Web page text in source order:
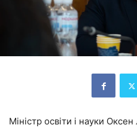
Міністр освіти і науки